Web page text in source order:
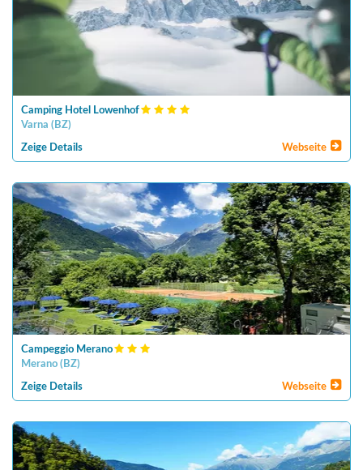
Camping Hotel Lowenhof
Varna ( BZ)
Zeige Details Webseite
Campeggio Merano
Merano ( BZ)
Zeige Details Webseite